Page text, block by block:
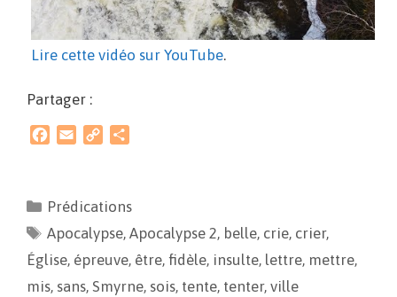
Lire cette vidéo sur YouTube.
Partager :
b
o
o
l
L
i
a
g
r
Prédications
Apocalypse,Apocalypse 2, belle, crie, crier,
Église, épreuve, être, fidèle, insulte, lettre, mettre,
mis, sans, Smyrne, sois, tente, tenter, ville